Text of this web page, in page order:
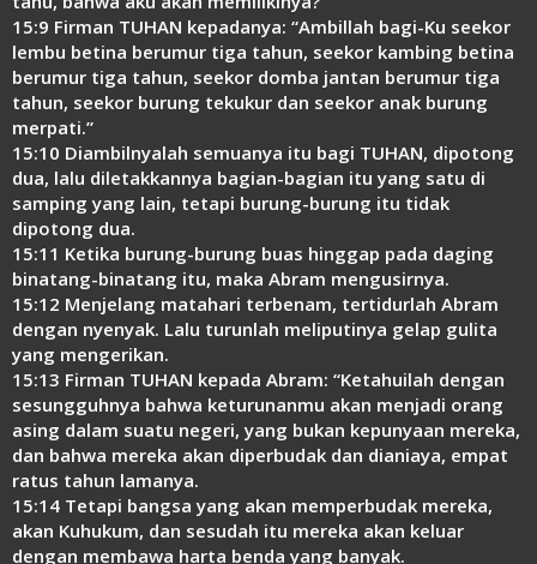
15:9 Firman TUHAN kepadanya: “Ambillah bagi-Ku seekor
lembu betina berumur tiga tahun, seekor kambing betina
berumur tiga tahun, seekor domba jantan berumur tiga
tahun, seekor burung tekukur dan seekor anak burung
merpati.”
15:10 Diambilnyalah semuanya itu bagi TUHAN, dipotong
dua, lalu diletakkannya bagian-bagian itu yang satu di
samping yang lain, tetapi burung-burung itu tidak
dipotong dua.
15:11 Ketika burung-burung buas hinggap pada daging
binatang-binatang itu, maka Abram mengusirnya.
15:12 Menjelang matahari terbenam, tertidurlah Abram
dengan nyenyak. Lalu turunlah meliputinya gelap gulita
yang mengerikan.
15:13 Firman TUHAN kepada Abram: “Ketahuilah dengan
sesungguhnya bahwa keturunanmu akan menjadi orang
asing dalam suatu negeri, yang bukan kepunyaan mereka,
dan bahwa mereka akan diperbudak dan dianiaya, empat
ratus tahun lamanya.
15:14 Tetapi bangsa yang akan memperbudak mereka,
akan Kuhukum, dan sesudah itu mereka akan keluar
dengan membawa harta benda yang banyak.